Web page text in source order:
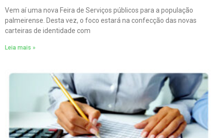
Vem aí uma nova Feira de Serviços públicos para a população
palmeirense. Desta vez, o foco estará na confecção das novas
carteiras de identidade com
Leia mais »